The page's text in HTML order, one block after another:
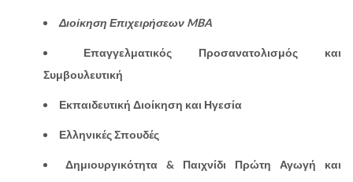
Διοίκηση Επιχειρήσεων MBA
Επαγγελματικός Προσανατολισμός και
Συμβουλευτική
Εκπαιδευτική Διοίκηση και Ηγεσία
Ελληνικές Σπουδές
Δημιουργικότητα & Παιχνίδι Πρώτη Αγωγή και